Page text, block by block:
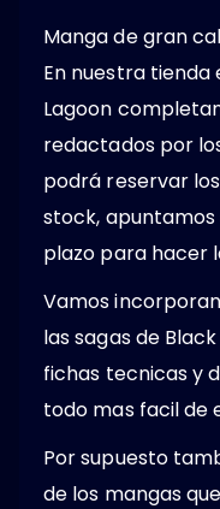
Manga de gran
En nuestra
Lagoon
redactados por
podrá reservar
stock, apuntamos
plazo para hacer
Vamos
las sagas de
fichas tecnicas y
todo mas facil de
Por supuesto
de los mangas